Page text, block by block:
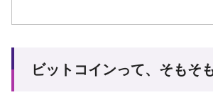
ビットコインって、そもそ